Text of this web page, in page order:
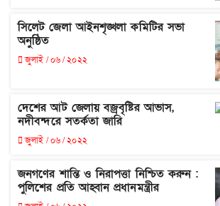
সিলেট জেলা আইনশৃঙ্খলা কমিটির সভা
অনুষ্ঠিত
জুলাই / ০৬ / ২০২২
দেশের আট জেলায় বজ্রবৃষ্টির আভাস,
নদীবন্দরে সতর্কতা জারি
জুলাই / ০৬ / ২০২২
জনগণের শান্তি ও নিরাপত্তা নিশ্চিত করুন :
পুলিশের প্রতি আহ্বান প্রধানমন্ত্রীর